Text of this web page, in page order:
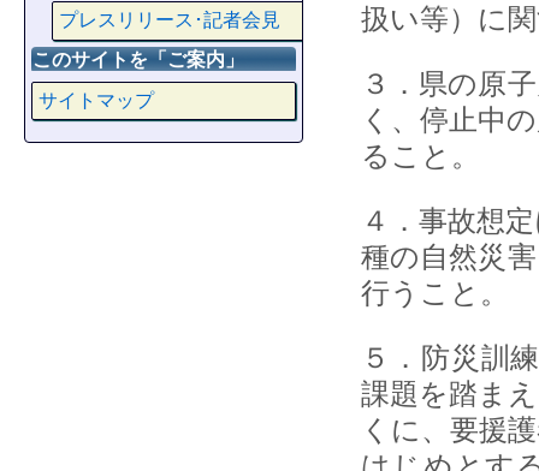
扱い等）に
３．県の原
く、停止中
ること。
４．事故想
種の自然災
行うこと。
５．防災訓
課題を踏ま
くに、要援
プレスリリース･記者会見
このサイトを「ご案内」
サイトマップ